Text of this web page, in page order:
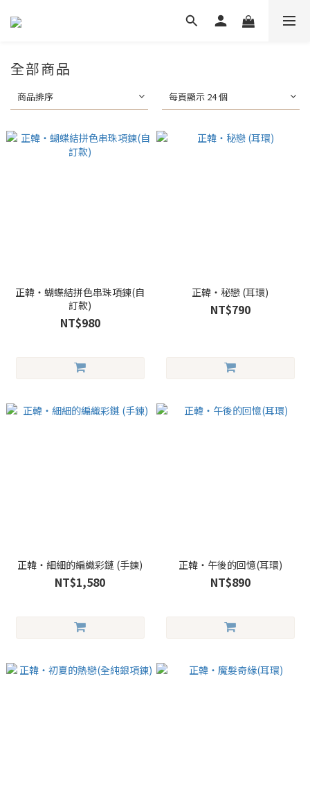
全部商品
商品排序 每頁顯示 24 個
正韓・蝴蝶結拼色串珠項鍊(自
訂款)
NT$980
正韓・秘戀 (耳環)
NT$790
正韓・細細的編織彩鏈 (手鍊)
NT$1,580
正韓・午後的回憶(耳環)
NT$890